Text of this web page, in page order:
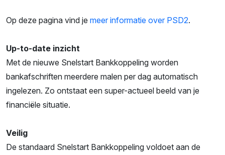
Op deze pagina vind je meer informatie over PSD2.
Up-to-date inzicht
Met de nieuwe Snelstart Bankkoppeling worden
bankafschriften meerdere malen per dag automatisch
ingelezen. Zo ontstaat een super-actueel beeld van je
financiële situatie.
Veilig
De standaard Snelstart Bankkoppeling voldoet aan de